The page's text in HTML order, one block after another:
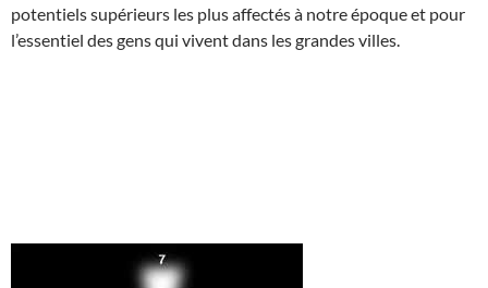
potentiels supérieurs les plus affectés à notre époque et pour
l’essentiel des gens qui vivent dans les grandes villes.